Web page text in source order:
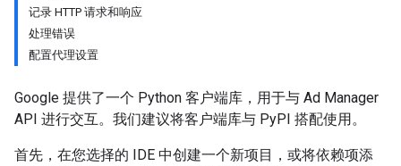
记录 HTTP 请求和响应
处理错误
配置代理设置
Google 提供了一个 Python 客户端库，用于与 Ad Manager
API 进行交互。我们建议将客户端库与 PyPI 搭配使用。
首先，在您选择的 IDE 中创建一个新项目，或将依赖项添